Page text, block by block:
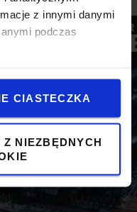
z innymi danymi
podczas
CIASTECZKA
NIEZBĘDNYCH